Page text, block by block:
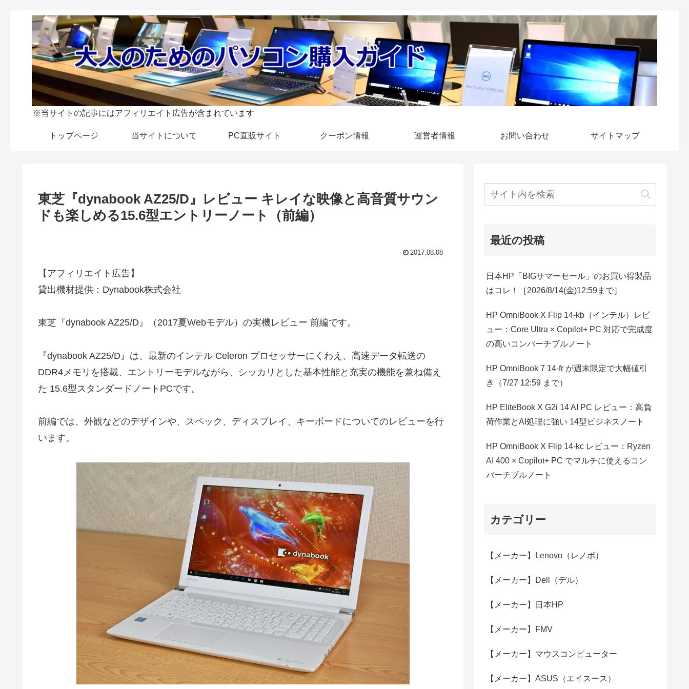
※当サイトの記事にはアフィリエイト広告が含まれています
トップページ 当サイトについて PC直販サイト クーポン情報 運営者情報 お問い合わせ サイトマップ
東芝『dynabook AZ25/D』レビュー キレイな映像と高音質サウン
ドも楽しめる15.6型エントリーノート（前編）
2017.08.08
【アフィリエイト広告】
貸出機材提供：Dynabook株式会社
東芝『dynabook AZ25/D』（2017夏Webモデル）の実機レビュー 前編です。
『dynabook AZ25/D』は、最新のインテル Celeron プロセッサーにくわえ、高速データ転送の
DDR4メモリを搭載、エントリーモデルながら、シッカリとした基本性能と充実の機能を兼ね備え
た 15.6型スタンダードノートPCです。
前編では、外観などのデザインや、スペック、ディスプレイ、キーボードについてのレビューを行
います。
最近の投稿
日本HP「BIGサマーセール」のお買い得製品
はコレ！［2026/8/14(金)12:59まで］
HP OmniBook X Flip 14-kb（インテル）レビ
ュー：Core Ultra × Copilot+ PC 対応で完成度
の高いコンバーチブルノート
HP OmniBook 7 14-fr が週末限定で大幅値引
き（7/27 12:59 まで）
HP EliteBook X G2i 14 AI PC レビュー：高負
荷作業とAI処理に強い 14型ビジネスノート
HP OmniBook X Flip 14-kc レビュー：Ryzen
AI 400 × Copilot+ PC でマルチに使えるコン
バーチブルノート
カテゴリー
【メーカー】Lenovo（レノボ）
【メーカー】Dell（デル）
【メーカー】日本HP
【メーカー】FMV
【メーカー】マウスコンピューター
【メーカー】ASUS（エイスース）